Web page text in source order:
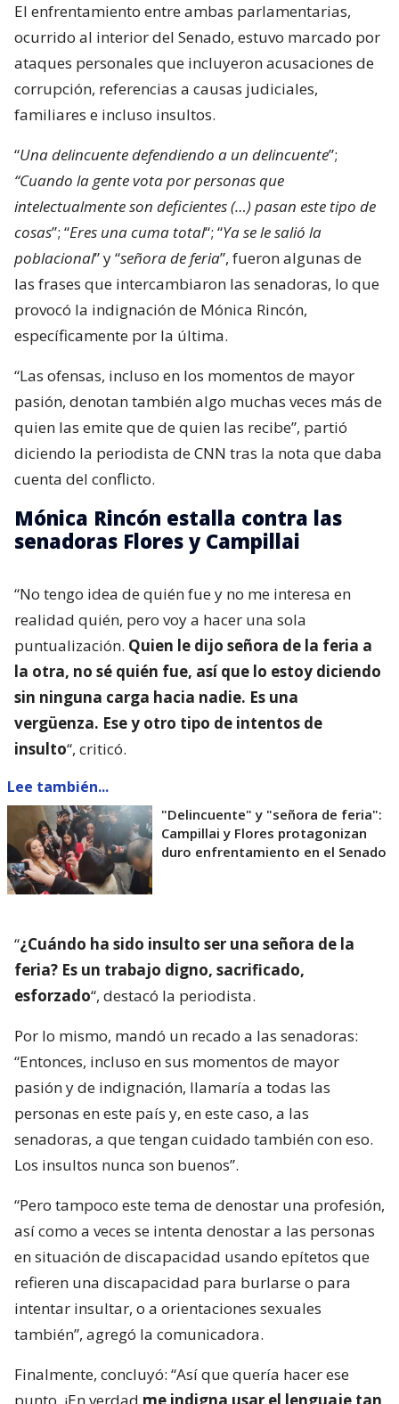
El enfrentamiento entre ambas parlamentarias,
ocurrido al interior del Senado, estuvo marcado por
ataques personales que incluyeron acusaciones de
corrupción, referencias a causas judiciales,
familiares e incluso insultos.
“Una delincuente defendiendo a un delincuente”;
“Cuando la gente vota por personas que
intelectualmente son deficientes (…) pasan este tipo de
cosas”; “Eres una cuma total“; “Ya se le salió la
poblacional” y “señora de feria”, fueron algunas de
las frases que intercambiaron las senadoras, lo que
provocó la indignación de Mónica Rincón,
específicamente por la última.
“Las ofensas, incluso en los momentos de mayor
pasión, denotan también algo muchas veces más de
quien las emite que de quien las recibe”, partió
diciendo la periodista de CNN tras la nota que daba
cuenta del conflicto.
Mónica Rincón estalla contra las
senadoras Flores y Campillai
“No tengo idea de quién fue y no me interesa en
realidad quién, pero voy a hacer una sola
puntualización. Quien le dijo señora de la feria a
la otra, no sé quién fue, así que lo estoy diciendo
sin ninguna carga hacia nadie. Es una
vergüenza. Ese y otro tipo de intentos de
insulto“, criticó.
Lee también...
"Delincuente" y "señora de feria":
Campillai y Flores protagonizan
duro enfrentamiento en el Senado
“¿Cuándo ha sido insulto ser una señora de la
feria? Es un trabajo digno, sacrificado,
esforzado“, destacó la periodista.
Por lo mismo, mandó un recado a las senadoras:
“Entonces, incluso en sus momentos de mayor
pasión y de indignación, llamaría a todas las
personas en este país y, en este caso, a las
senadoras, a que tengan cuidado también con eso.
Los insultos nunca son buenos”.
“Pero tampoco este tema de denostar una profesión,
así como a veces se intenta denostar a las personas
en situación de discapacidad usando epítetos que
refieren una discapacidad para burlarse o para
intentar insultar, o a orientaciones sexuales
también”, agregó la comunicadora.
Finalmente, concluyó: “Así que quería hacer ese